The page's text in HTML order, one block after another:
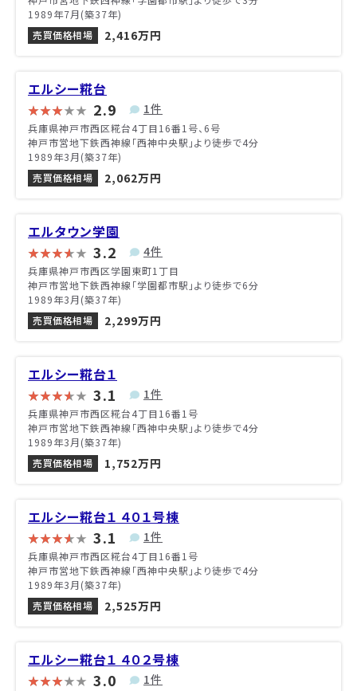
1989年7月(築37年)
売買価格相場
2,416万円
エルシー糀台
2.9 1件
兵庫県神戸市西区糀台4丁目16番1号、6号
神戸市営地下鉄西神線「西神中央駅」より徒歩で4分
1989年3月(築37年)
売買価格相場
2,062万円
エルタウン学園
3.2 4件
兵庫県神戸市西区学園東町1丁目
神戸市営地下鉄西神線「学園都市駅」より徒歩で6分
1989年3月(築37年)
売買価格相場
2,299万円
エルシー糀台１
3.1 1件
兵庫県神戸市西区糀台4丁目16番1号
神戸市営地下鉄西神線「西神中央駅」より徒歩で4分
1989年3月(築37年)
売買価格相場
1,752万円
エルシー糀台１ ４０１号棟
3.1 1件
兵庫県神戸市西区糀台4丁目16番1号
神戸市営地下鉄西神線「西神中央駅」より徒歩で4分
1989年3月(築37年)
売買価格相場
2,525万円
エルシー糀台１ ４０２号棟
3.0 1件